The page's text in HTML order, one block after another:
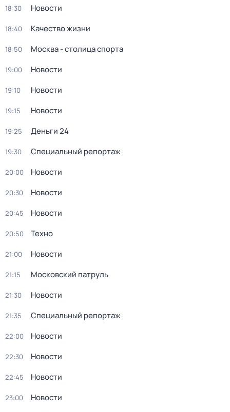
18:30 Новости
18:40 Качество жизни
18:50 Москва - столица спорта
19:00 Новости
19:10 Новости
19:15 Новости
19:25 Деньги 24
19:30 Специальный репортаж
20:00 Новости
20:30 Новости
20:45 Новости
20:50 Техно
21:00 Новости
21:15 Московский патруль
21:30 Новости
21:35 Специальный репортаж
22:00 Новости
22:30 Новости
22:45 Новости
23:00 Новости